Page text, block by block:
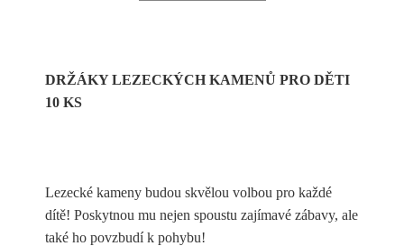
DRŽÁKY LEZECKÝCH KAMENŮ PRO DĚTI
10 KS
Lezecké kameny budou skvělou volbou pro každé
dítě! Poskytnou mu nejen spoustu zajímavé zábavy, ale
také ho povzbudí k pohybu!